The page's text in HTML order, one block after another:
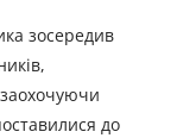
зосередив
до